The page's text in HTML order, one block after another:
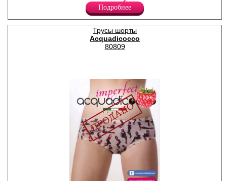
Хлопок 50%
Полиэстер 40%
Подробнее
Трусы шорты
Acquadicocco
80809
−70%